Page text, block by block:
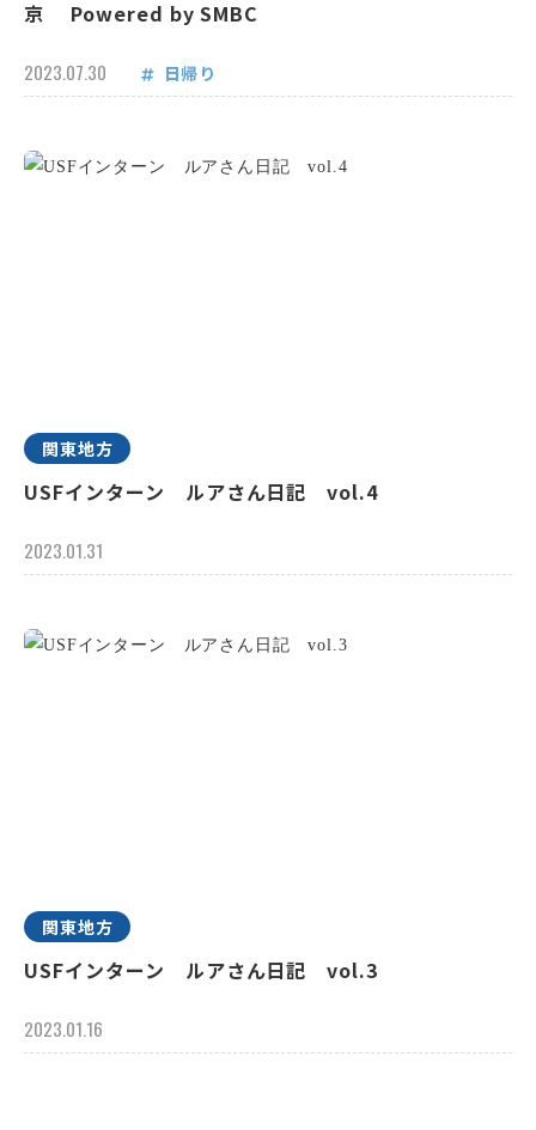
京 Powered by SMBC
2023.07.30 日帰り
関東地方
USFインターン ルアさん日記 vol.4
2023.01.31
関東地方
USFインターン ルアさん日記 vol.3
2023.01.16